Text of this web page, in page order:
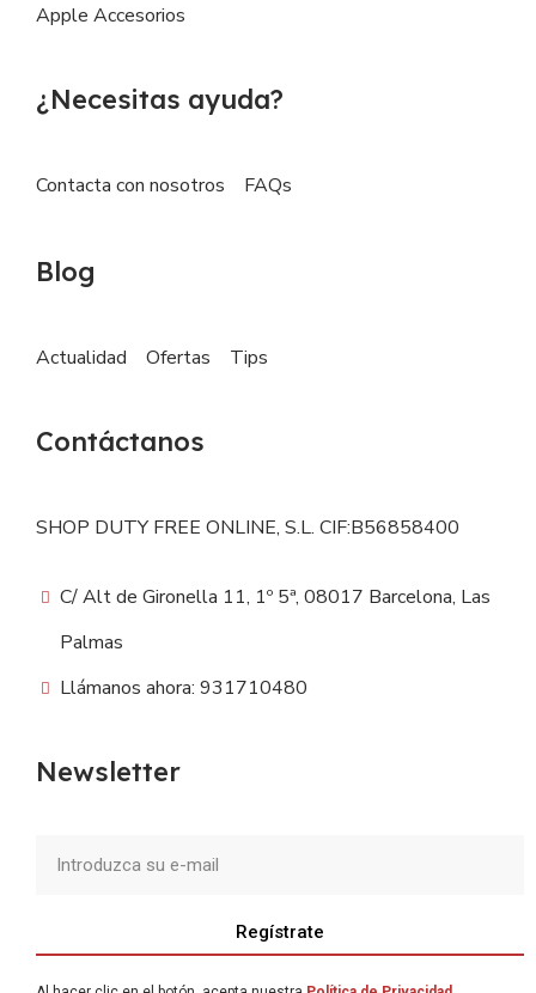
Apple Accesorios
¿Necesitas ayuda?
Contacta con nosotros FAQs
Blog
Actualidad Ofertas Tips
Contáctanos
SHOP DUTY FREE ONLINE, S.L. CIF:B56858400
C/ Alt de Gironella 11, 1º 5ª, 08017 Barcelona, Las
Palmas
Llámanos ahora: 931710480
Newsletter
Regístrate